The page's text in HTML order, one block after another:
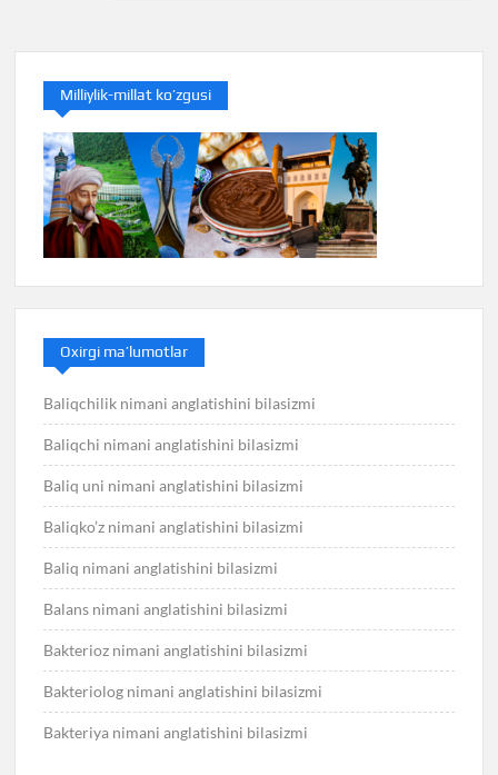
Milliylik-millat ko’zgusi
Oxirgi ma’lumotlar
Baliqchilik nimani anglatishini bilasizmi
Baliqchi nimani anglatishini bilasizmi
Baliq uni nimani anglatishini bilasizmi
Baliqko’z nimani anglatishini bilasizmi
Baliq nimani anglatishini bilasizmi
Balans nimani anglatishini bilasizmi
Bakterioz nimani anglatishini bilasizmi
Bakteriolog nimani anglatishini bilasizmi
Bakteriya nimani anglatishini bilasizmi